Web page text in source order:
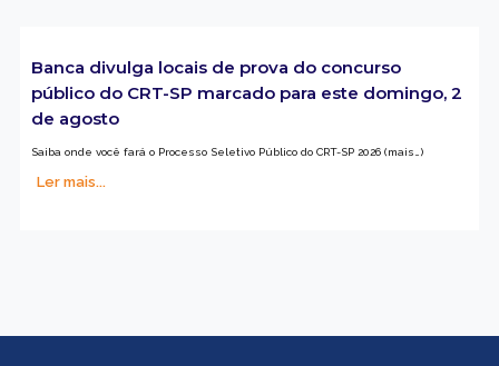
Banca divulga locais de prova do concurso
público do CRT-SP marcado para este domingo, 2
de agosto
Saiba onde você fará o Processo Seletivo Público do CRT-SP 2026 (mais…)
Ler mais...